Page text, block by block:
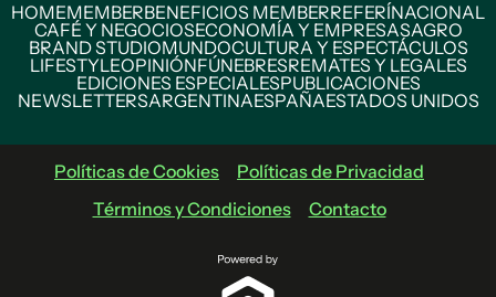
HOMEMEMBERBENEFICIOS MEMBERREFERÍNACIONAL
CAFÉ Y NEGOCIOSECONOMÍA Y EMPRESASAGRO
BRAND STUDIOMUNDOCULTURA Y ESPECTÁCULOS
LIFESTYLEOPINIÓNFÚNEBRESREMATES Y LEGALES
EDICIONES ESPECIALESPUBLICACIONES
NEWSLETTERSARGENTINAESPAÑAESTADOS UNIDOS
Políticas de Cookies
Políticas de Privacidad
Términos y Condiciones
Contacto